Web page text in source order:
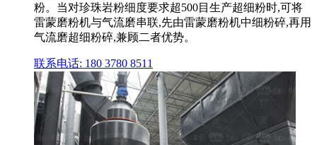
粉。当对珍珠岩粉细度要求超500目生产超细粉时,可将
雷蒙磨粉机与气流磨串联,先由雷蒙磨粉机中细粉碎,再用
气流磨超细粉碎,兼顾二者优势。
联系电话: 180 3780 8511